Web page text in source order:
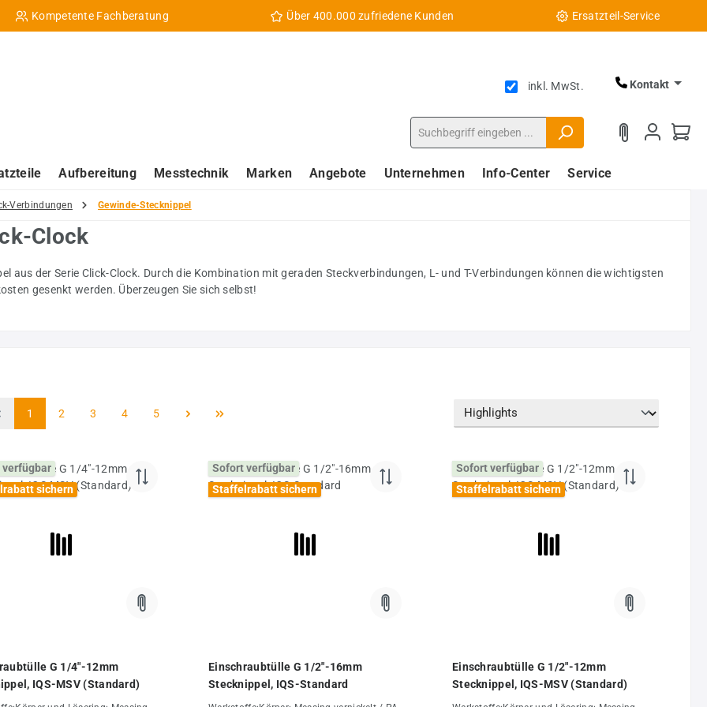
Kompetente Fachberatung Über 400.000 zufriedene Kunden Ersatzteil-Service
inkl. MwSt. Kontakt
Aufbereitung Messtechnik Marken Angebote Unternehmen Info-Center Service
Verbindungen Gewinde-Stecknippel
Clock
aus der Serie Click-Clock. Durch die Kombination mit geraden Steckverbindungen, L- und T-Verbindungen können die wichtigsten
gesenkt werden. Überzeugen Sie sich selbst!
Seite
1 Seite
2 Seite
3 Seite
4 Seite
5
sichern
G 1/4"-12mm
IQS-MSV (Standard)
Sofort verfügbar
Staffelrabatt sichern
Einschraubtülle G 1/2"-16mm
Stecknippel, IQS-Standard
Sofort verfügbar
Staffelrabatt sichern
Einschraubtülle G 1/2"-12mm
Stecknippel, IQS-MSV (Standard)